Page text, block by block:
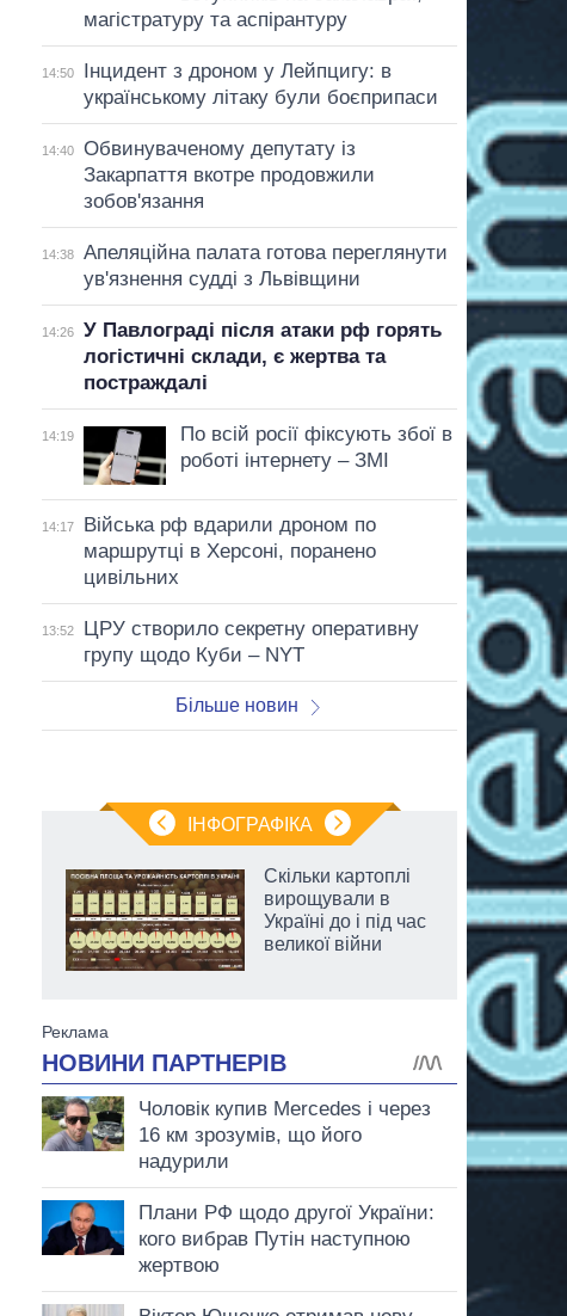
магістратуру та аспірантуру
14:50
Інцидент з дроном у Лейпцигу: в
українському літаку були боєприпаси
14:40
Обвинуваченому депутату із
Закарпаття вкотре продовжили
зобов'язання
14:38
Апеляційна палата готова переглянути
ув'язнення судді з Львівщини
14:26
У Павлограді після атаки рф горять
логістичні склади, є жертва та
постраждалі
14:19
По всій росії фіксують збої в
роботі інтернету – ЗМІ
14:17
Війська рф вдарили дроном по
маршрутці в Херсоні, поранено
цивільних
13:52
ЦРУ створило секретну оперативну
групу щодо Куби – NYT
Більше новин
ІНФОГРАФІКА
Скільки картоплі
вирощували в
Україні до і під час
великої війни